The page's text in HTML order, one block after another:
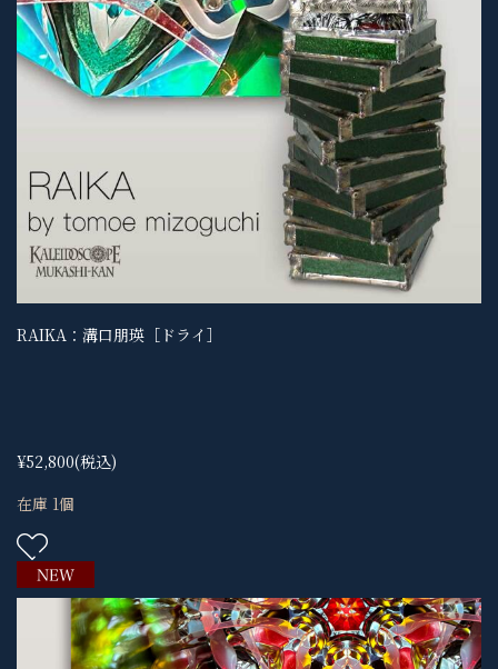
RAIKA：溝口朋瑛［ドライ］
¥52,800(税込)
在庫 1個